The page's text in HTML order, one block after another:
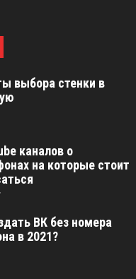
выбора стенки в
каналов о
на которые стоит
ВК без номера
в 2021?